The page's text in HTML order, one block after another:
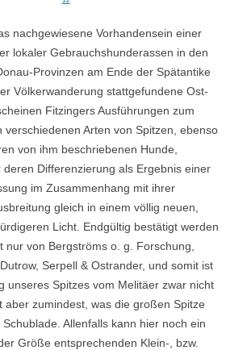
nachgewiesene Vorhandensein einer
lokaler Gebrauchshunderassen in den
Provinzen am Ende der Spätantike
Völkerwanderung stattgefundene Ost-
Fitzingers Ausführungen zum
verschiedenen Arten von Spitzen, ebenso
von ihm beschriebenen Hunde,
deren Differenzierung als Ergebnis einer
im Zusammenhang mit ihrer
gleich in einem völlig neuen,
Licht. Endgültig bestätigt werden
nur von Bergströms o. g. Forschung,
Serpell & Ostrander, und somit ist
unseres Spitzes vom Melitäer zwar nicht
aber zumindest, was die großen Spitze
Allenfalls kann hier noch ein
Größe entsprechenden Klein-, bzw.